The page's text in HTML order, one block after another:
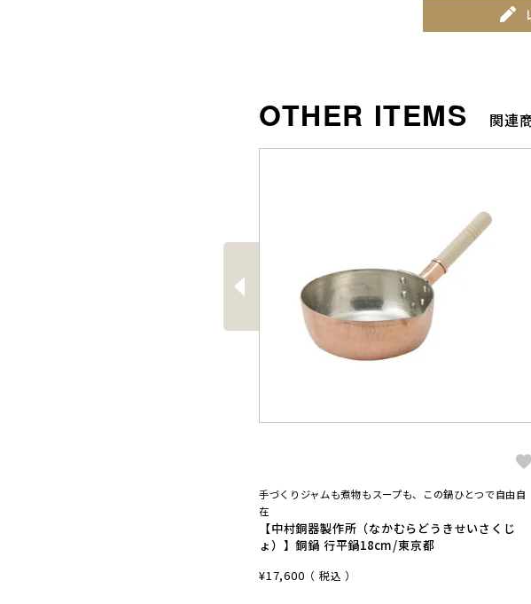
通に汚れを落とすのと同じ感覚で洗い落
関連
前
へ
手づくりジャムも煮物もスープも、この鍋ひとつで自由自
在
【中村銅器製作所（なかむらどうきせいさくじ
ょ）】銅鍋 行平鍋18cm/東京都
¥17,600 税込